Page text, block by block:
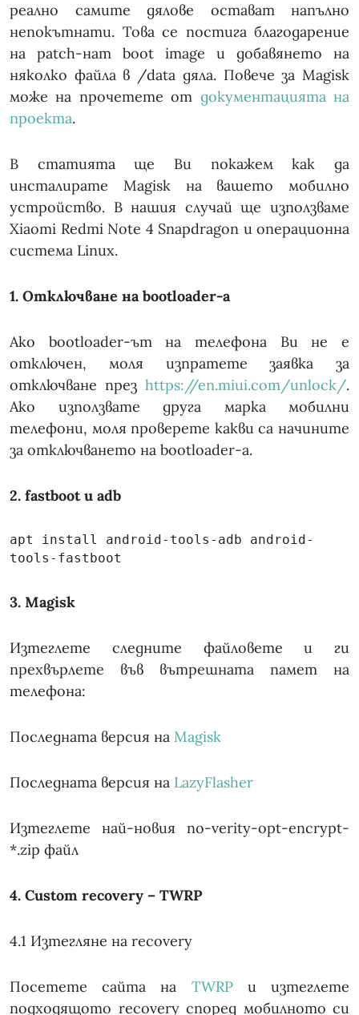
реално самите дялове остават напълно
непокътнати. Това се постига благодарение
на patch-нат boot image и добавянето на
няколко файла в /data дяла. Повече за Magisk
може на прочетете от документацията на
проекта.
В статията ще Ви покажем как да
инсталирате Magisk на вашето мобилно
устройство. В нашия случай ще използваме
Xiaomi Redmi Note 4 Snapdragon и операционна
система Linux.
1. Отключване на bootloader-a
Ако bootloader-ът на телефона Ви не е
отключен, моля изпратете заявка за
отключване през https://en.miui.com/unlock/.
Ако използвате друга марка мобилни
телефони, моля проверете какви са начините
за отключването на bootloader-а.
2. fastboot и adb
apt install android-tools-adb android-
tools-fastboot
3. Magisk
Изтеглете следните файловете и ги
прехвърлете във вътрешната памет на
телефона:
Последната версия на Magisk
Последната версия на LazyFlasher
Изтеглете най-новия no-verity-opt-encrypt-
*.zip файл
4. Custom recovery – TWRP
4.1 Изтегляне на recovery
Посетете сайта на TWRPи изтеглете
подходящото recovery според мобилното си